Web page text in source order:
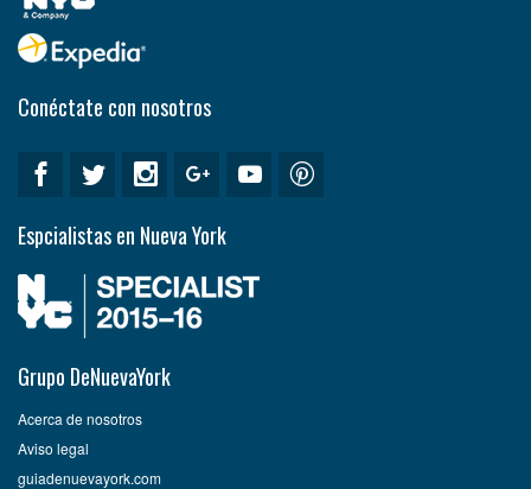
Conéctate con nosotros
Espcialistas en Nueva York
Grupo DeNuevaYork
Acerca de nosotros
Aviso legal
guiadenuevayork.com